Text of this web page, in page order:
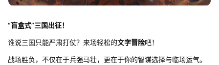
“盲盒式”三国出征！
谁说三国只能严肃打仗？来场轻松的文字冒险吧！
战场胜负，不仅在于兵强马壮，更在于你的智谋选择与临场运气。